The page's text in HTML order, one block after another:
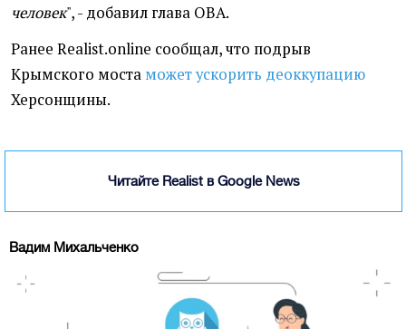
человек", - добавил глава ОВА.
Ранее Realist.online сообщал, что подрыв
Крымского моста может ускорить деоккупацию
Херсонщины.
Читайте Realist в Google News
Вадим Михальченко